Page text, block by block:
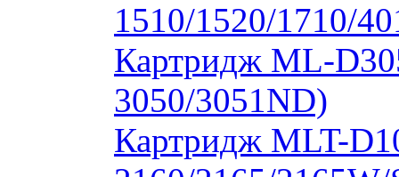
1510/1520/1710/
Картридж ML-
3050/3051ND)
Картридж MLT-